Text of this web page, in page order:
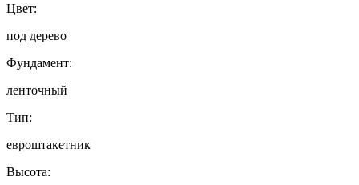
Цвет:
под дерево
Фундамент:
ленточный
Тип:
евроштакетник
Высота: